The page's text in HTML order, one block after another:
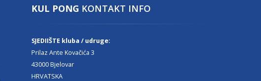
KUL PONG KONTAKT INFO
SJEDIIŠTE kluba / udruge:
Prilaz Ante Kovačića 3
43000 Bjelovar
HRVATSKA